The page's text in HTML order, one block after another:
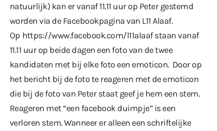
natuurlijk) kan er vanaf 11.11 uur op Peter gestemd
worden via de Facebookpagina van L11 Alaaf.
Op https://www.facebook.com/l11alaafstaan vanaf
11.11 uur op beide dagen een foto van de twee
kandidaten met bij elke foto een emoticon. Door op
het bericht bij de foto te reageren met de emoticon
die bij de foto van Peter staat geef je hem een stem.
Reageren met “een facebook duimpje” is een
verloren stem. Wanneer er alleen een schriftelijke